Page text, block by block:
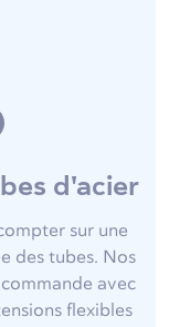
d'acier
sur une
des tubes. Nos
avec
flexibles